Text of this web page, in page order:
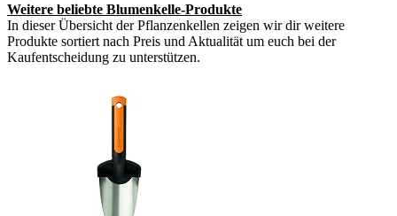
Weitere beliebte Blumenkelle-Produkte
In dieser Übersicht der Pflanzenkellen zeigen wir dir weitere
Produkte sortiert nach Preis und Aktualität um euch bei der
Kaufentscheidung zu unterstützen.